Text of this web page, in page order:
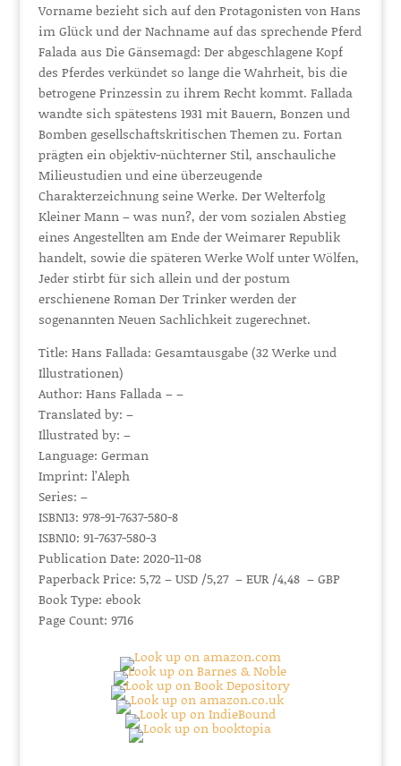
Vorname bezieht sich auf den Protagonisten von Hans
im Glück und der Nachname auf das sprechende Pferd
Falada aus Die Gänsemagd: Der abgeschlagene Kopf
des Pferdes verkündet so lange die Wahrheit, bis die
betrogene Prinzessin zu ihrem Recht kommt. Fallada
wandte sich spätestens 1931 mit Bauern, Bonzen und
Bomben gesellschaftskritischen Themen zu. Fortan
prägten ein objektiv-nüchterner Stil, anschauliche
Milieustudien und eine überzeugende
Charakterzeichnung seine Werke. Der Welterfolg
Kleiner Mann – was nun?, der vom sozialen Abstieg
eines Angestellten am Ende der Weimarer Republik
handelt, sowie die späteren Werke Wolf unter Wölfen,
Jeder stirbt für sich allein und der postum
erschienene Roman Der Trinker werden der
sogenannten Neuen Sachlichkeit zugerechnet.
Title: Hans Fallada: Gesamtausgabe (32 Werke und
Illustrationen)
Author: Hans Fallada – –
Translated by: –
Illustrated by: –
Language: German
Imprint: l’Aleph
Series: –
ISBN13: 978-91-7637-580-8
ISBN10: 91-7637-580-3
Publication Date: 2020-11-08
Paperback Price: 5,72 – USD /5,27 – EUR /4,48 – GBP
Book Type: ebook
Page Count: 9716